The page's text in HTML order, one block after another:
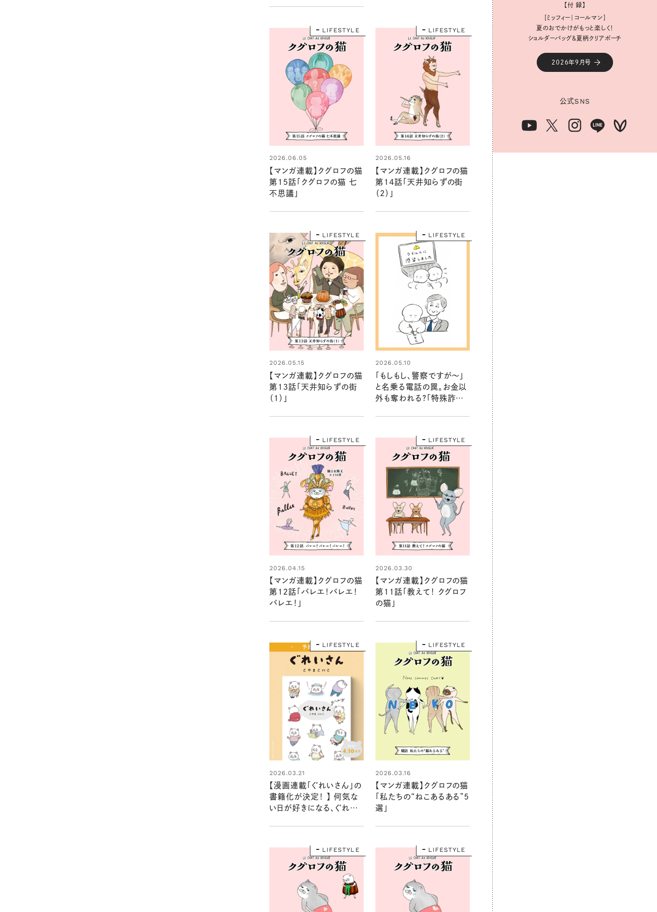
LIFESTYLE
2026.06.05
【マンガ連載】クグロフの猫
第15話「クグロフの猫 七
不思議」
LIFESTYLE
2026.05.16
【マンガ連載】クグロフの猫
第14話「天井知らずの街
（2）」
LIFESTYLE
2026.05.15
【マンガ連載】クグロフの猫
第13話「天井知らずの街
（１）」
LIFESTYLE
2026.05.10
「もしもし、警察ですが～」
と名乗る電話の罠。お金以
外も奪われる？「特殊詐欺」
LIFESTYLE
2026.04.15
【マンガ連載】クグロフの猫
第12話「バレエ！バレエ！
バレエ！」
LIFESTYLE
2026.03.30
【マンガ連載】クグロフの猫
第11話「教えて！ クグロフ
の猫」
LIFESTYLE
2026.03.21
【漫画連載「ぐれいさん」の
書籍化が決定！ 】 何気な
い日が好きになる、ぐれい
LIFESTYLE
2026.03.16
【マンガ連載】クグロフの猫
「私たちの“ねこあるある”5
選」
LIFESTYLE LIFESTYLE
【付 録】
［ミッフィー｜コールマン］
夏のおでかけがもっと楽しく！
ショルダーバッグ&夏柄クリアポーチ
2026年9月号
公式SNS